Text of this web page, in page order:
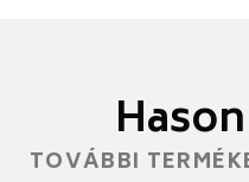
TOVÁBBI